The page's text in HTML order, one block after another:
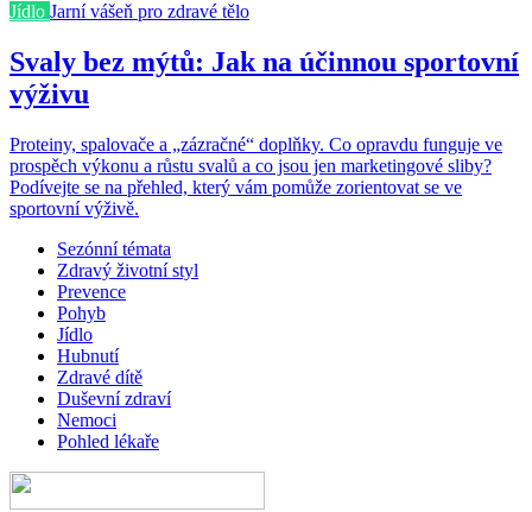
Jídlo Jarní vášeň pro zdravé tělo
Svaly bez mýtů: Jak na účinnou sportovní
výživu
Proteiny, spalovače a „zázračné“ doplňky. Co opravdu funguje ve
prospěch výkonu a růstu svalů a co jsou jen marketingové sliby?
Podívejte se na přehled, který vám pomůže zorientovat se ve
sportovní výživě.
Sezónní témata
Zdravý životní styl
Prevence
Pohyb
Jídlo
Hubnutí
Zdravé dítě
Duševní zdraví
Nemoci
Pohled lékaře